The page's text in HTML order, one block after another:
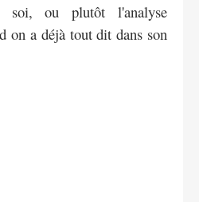
soi, ou plutôt l'analyse
on a déjà tout dit dans son